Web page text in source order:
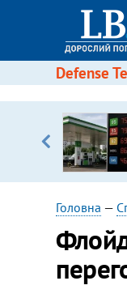
Defense
Головна —